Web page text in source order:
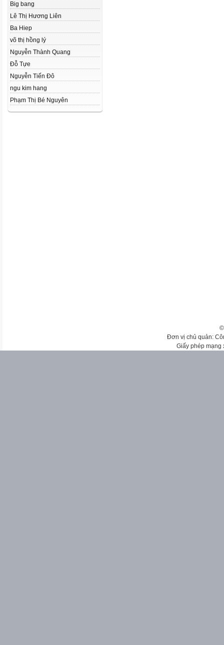
Big bang
Lê Thị Hương Liên
Ba Hiep
võ thị hồng lý
Nguyễn Thành Quang
Đỗ Tựe
Nguyễn Tiến Đô
ngu kim hang
Phạm Thị Bé Nguyên
Đơn vị chủ quản:
Giấy phép mạng